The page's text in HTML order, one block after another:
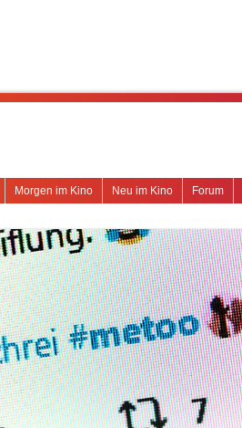
Forum
Neu im Kino
Morgen im Kino